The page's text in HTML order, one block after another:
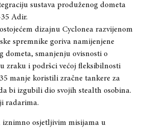
sustava produženog dometa
Adir.
dizajnu Cyclonea razvijenom
spremnike goriva namijenjene
dometa, smanjenju ovisnosti o
zraku i podršci većoj fleksibilnosti
manje koristili zračne tankere za
bi izgubili dio svojih stealth osobina.
radarima.
iznimno osjetljivim misijama u